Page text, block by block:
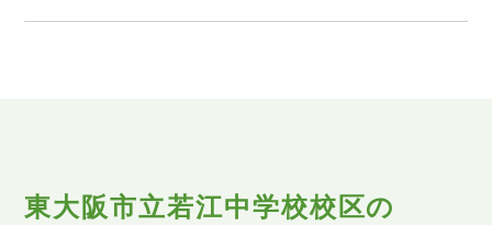
東大阪市立若江中学校校区の